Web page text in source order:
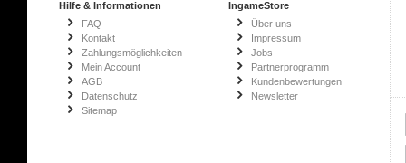
Hilfe & Informationen
FAQ
Kontakt
Zahlungsmöglichkeiten
Mein Account
AGB
Datenschutz
Sitemap
IngameStore
Über uns
Impressum
Jobs
Partnerprogramm
Kundenbewertungen
Newsletter